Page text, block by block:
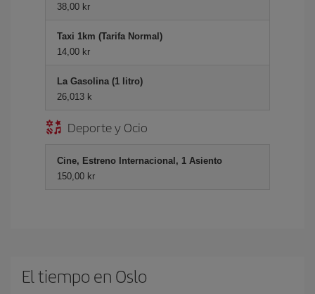
38,00 kr
Taxi 1km (Tarifa Normal)
14,00 kr
La Gasolina (1 litro)
26,013 k
Deporte y Ocio
Cine, Estreno Internacional, 1 Asiento
150,00 kr
El tiempo en Oslo